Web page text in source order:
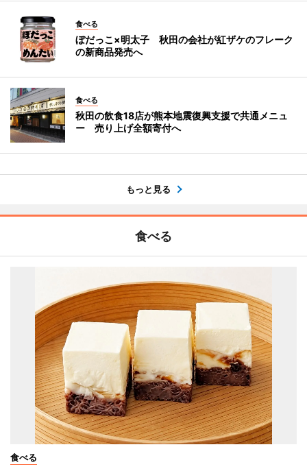
食べる
ぼだっこ×明太子 秋田の会社が紅ザケのフレーク
の新商品発売へ
食べる
秋田の飲食18店が熊本地震復興支援で共通メニュ
ー 売り上げ全額寄付へ
もっと見る
食べる
食べる